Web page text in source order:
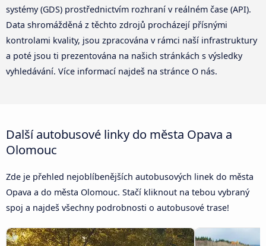
systémy (GDS) prostřednictvím rozhraní v reálném čase (API).
Data shromážděná z těchto zdrojů procházejí přísnými
kontrolami kvality, jsou zpracována v rámci naší infrastruktury
a poté jsou ti prezentována na našich stránkách s výsledky
vyhledávání. Více informací najdeš na stránce O nás.
Další autobusové linky do města Opava a
Olomouc
Zde je přehled nejoblíbenějších autobusových linek do města
Opava a do města Olomouc. Stačí kliknout na tebou vybraný
spoj a najdeš všechny podrobnosti o autobusové trase!